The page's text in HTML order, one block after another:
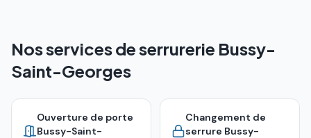
Nos services de serrurerie Bussy-
Saint-Georges
Ouverture de porte
Bussy-Saint-
Changement de
serrure Bussy-